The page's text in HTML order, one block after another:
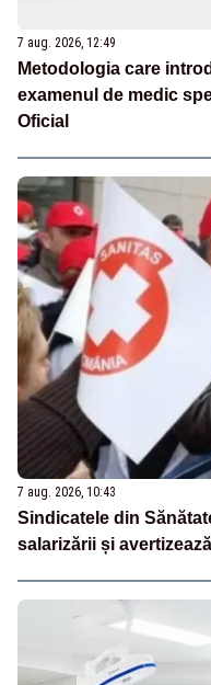
7 aug. 2026, 12:49
Metodologia care
examenul de medic
Oficial
7 aug. 2026, 10:43
Sindicatele din
salarizării și